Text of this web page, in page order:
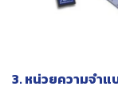
3. หน่วยความจำ